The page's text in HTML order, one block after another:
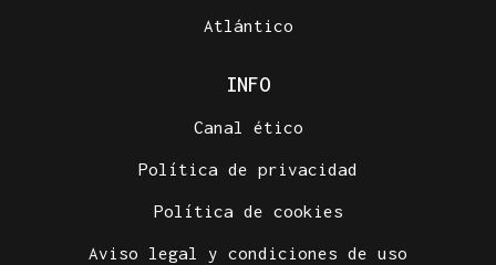
Atlántico
INFO
Canal ético
Política de privacidad
Política de cookies
Aviso legal y condiciones de uso